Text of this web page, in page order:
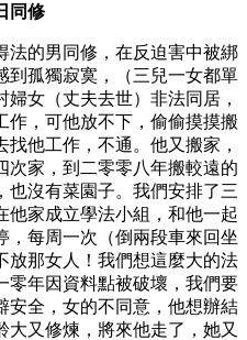
同修
法的男同修，在反迫害中被綁
到孤獨寂寞，（三兒一女都單
女（丈夫去世）非法同居，
作，可他放不下，偷偷摸摸搬
他工作，不通。他又搬家，
次家，到二零零八年搬較遠的
也沒有菜園子。我們安排了三
他家成立學法小組，和他一起
，每周一次（倒兩段車來回坐
放那女人！我們想這麼大的法
零年因資料點被破壞，我們要
安全，女的不同意，他想辦結
又修煉，將來他走了，她又